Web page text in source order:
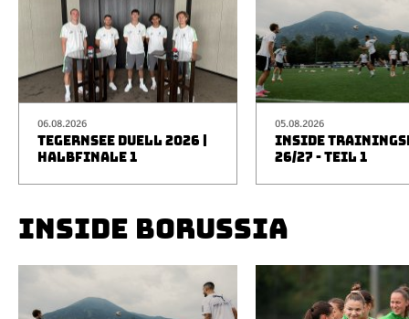
06.08.2026
TEGERNSEE DUELL 2026 |
HALBFINALE 1
05.08.2026
INSIDE
26/27 - TEIL 1
INSIDE BORUSSIA